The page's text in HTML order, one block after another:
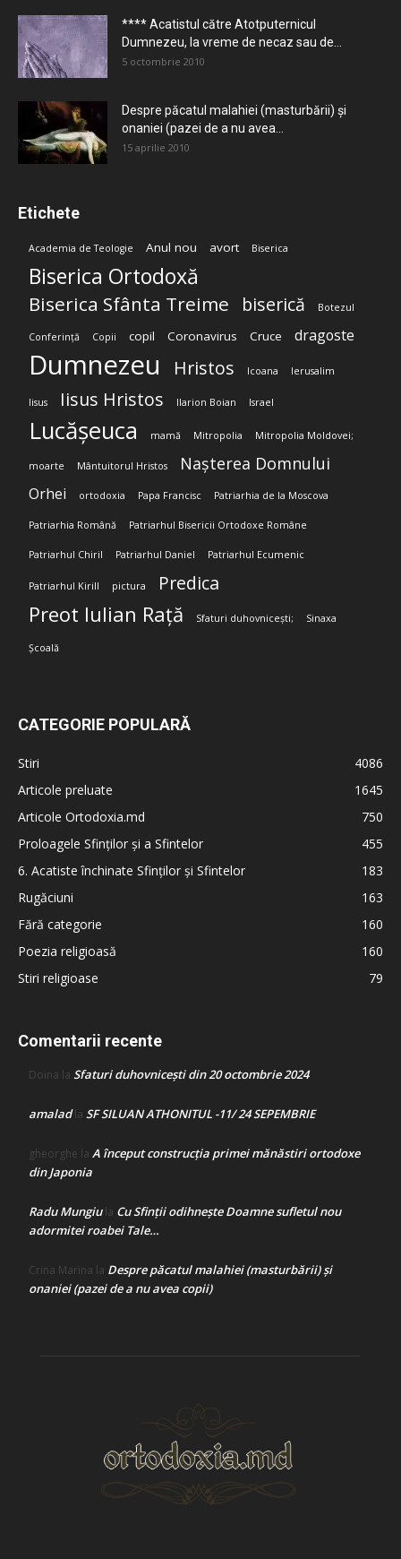
**** Acatistul către Atotputernicul
Dumnezeu, la vreme de necaz sau de...
5 octombrie 2010
Despre păcatul malahiei (masturbării) şi
onaniei (pazei de a nu avea...
15 aprilie 2010
Etichete
Academia de Teologie Anul nou avort Biserica
Biserica Ortodoxă
Biserica Sfânta Treime biserică Botezul
Conferință Copii copil Coronavirus Cruce dragoste
Dumnezeu Hristos Icoana Ierusalim
Iisus Iisus Hristos Ilarion Boian Israel
Lucășeuca mamă Mitropolia Mitropolia Moldovei;
moarte Mântuitorul Hristos Nașterea Domnului
Orhei ortodoxia Papa Francisc Patriarhia de la Moscova
Patriarhia Română Patriarhul Bisericii Ortodoxe Române
Patriarhul Chiril Patriarhul Daniel Patriarhul Ecumenic
Patriarhul Kirill pictura Predica
Preot Iulian Rață Sfaturi duhovnicești; Sinaxa
Școală
CATEGORIE POPULARĂ
Stiri
4086
Articole preluate
1645
Articole Ortodoxia.md
750
Proloagele Sfinților și a Sfintelor
455
6. Acatiste închinate Sfinților și Sfintelor
183
Rugăciuni
163
Fără categorie
160
Poezia religioasă
160
Stiri religioase
79
Comentarii recente
Doina la Sfaturi duhovnicești din 20 octombrie 2024
amaladla SF SILUAN ATHONITUL -11/ 24 SEPEMBRIE
gheorghe la A început construcţia primei mănăstiri ortodoxe
din Japonia
Radu Mungiula Cu Sfinții odihnește Doamne sufletul nou
adormitei roabei Tale…
Crina Marina la Despre păcatul malahiei (masturbării) şi
onaniei (pazei de a nu avea copii)